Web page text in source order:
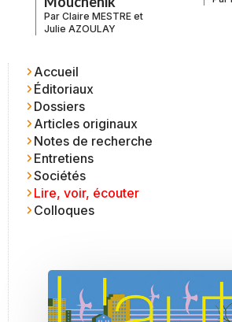
Par Claire MESTRE et
Julie AZOULAY
Accueil
Éditoriaux
Dossiers
Articles originaux
Notes de recherche
Entretiens
Sociétés
Lire, voir, écouter
Colloques